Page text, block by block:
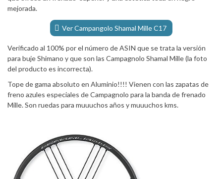
mejorada.
Ver Campangolo Shamal Mille C17
Verificado al 100% por el número de ASIN que se trata la versión
para buje Shimano y que son las Campagnolo Shamal Mille (la foto
del producto es incorrecta).
Tope de gama absoluto en Aluminio!!!! Vienen con las zapatas de
freno azules especiales de Campagnolo para la banda de frenado
Mille. Son ruedas para muuuchos años y muuuchos kms.